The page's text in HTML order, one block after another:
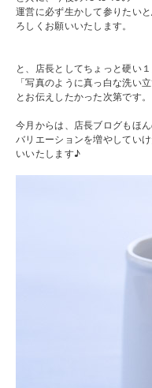
運営に必ず生かして参りたい
ろしくお願いいたします。
と、店長としてちょっと硬い
「写真のように真っ白な洗い
とお伝えしたかった次第です。
今月からは、店長ブログもほ
バリエーションを増やしてい
いいたします♪